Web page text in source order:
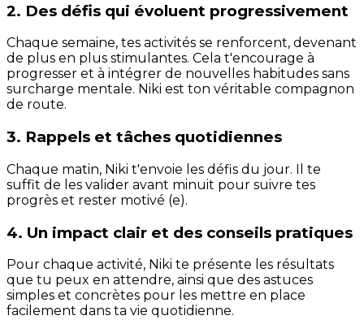
2. Des défis qui évoluent progressivement
Chaque semaine, tes activités se renforcent, devenant
de plus en plus stimulantes. Cela t'encourage à
progresser et à intégrer de nouvelles habitudes sans
surcharge mentale. Niki est ton véritable compagnon
de route.
3. Rappels et tâches quotidiennes
Chaque matin, Niki t'envoie les défis du jour. Il te
suffit de les valider avant minuit pour suivre tes
progrès et rester motivé (e).
4. Un impact clair et des conseils pratiques
Pour chaque activité, Niki te présente les résultats
que tu peux en attendre, ainsi que des astuces
simples et concrètes pour les mettre en place
facilement dans ta vie quotidienne.